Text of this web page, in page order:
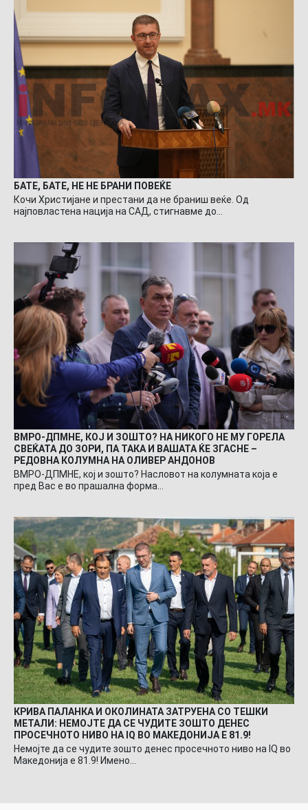
БАТЕ, БАТЕ, НЕ НЕ БРАНИ ПОВЕЌЕ
Кочи Христијане и престани да не браниш веќе. Од
најповластена нација на САД, стигнавме до…
ВМРО-ДПМНЕ, КОЈ И ЗОШТО? НА НИКОГО НЕ МУ ГОРЕЛА
СВЕЌАТА ДО ЗОРИ, ПА ТАКА И ВАШАТА ЌЕ ЗГАСНЕ –
РЕДОВНА КОЛУМНА НА ОЛИВЕР АНДОНОВ
ВМРО-ДПМНЕ, кој и зошто? Насловот на колумната која е
пред Вас е во прашална форма…
КРИВА ПАЛАНКА И ОКОЛИНАТА ЗАТРУЕНА СО ТЕШКИ
МЕТАЛИ: НЕМОЈТЕ ДА СЕ ЧУДИТЕ ЗОШТО ДЕНЕС
ПРОСЕЧНОТО НИВО НА IQ ВО МАКЕДОНИЈА Е 81.9!
Немојте да се чудите зошто денес просечното ниво на IQ во
Македонија е 81.9! Имено…